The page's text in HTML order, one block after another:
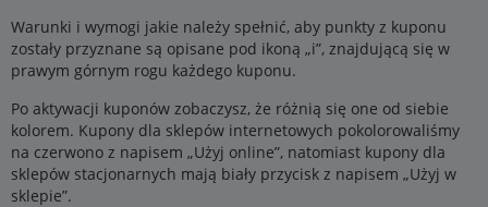
Warunki i wymogi jakie należy spełnić, aby punkty z kuponu
zostały przyznane są opisane pod ikoną „i”, znajdującą się w
prawym górnym rogu każdego kuponu.
Po aktywacji kuponów zobaczysz, że różnią się one od siebie
kolorem. Kupony dla sklepów internetowych pokolorowaliśmy
na czerwono z napisem „Użyj online”, natomiast kupony dla
sklepów stacjonarnych mają biały przycisk z napisem „Użyj w
sklepie”.